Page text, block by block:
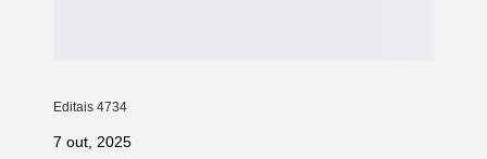
Editais 4734
7 out, 2025